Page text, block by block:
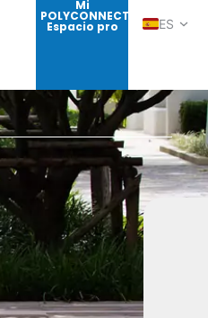
Mi
POLYCONNECT
Espacio pro
ES
DE